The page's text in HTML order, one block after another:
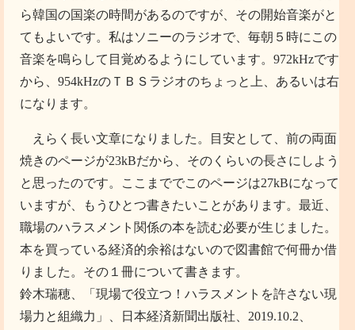
ら韓国の国楽の時間があるのですが、その開始音楽がと
てもよいです。私はソニーのラジオで、毎朝５時にこの
音楽を鳴らして目覚めるようにしています。972kHzです
から、954kHzのＴＢＳラジオのちょっと上、あるいは右
になります。
えらく長い文章になりました。目安として、前の両面
焼きのページが23kBだから、そのくらいの長さにしよう
と思ったのです。ここまででこのページは27kBになって
いますが、もうひとつ書きたいことがあります。最近、
職場のハラスメント関係の本を読む必要が生じました。
本を買っている経済的余裕はないので図書館で何冊か借
りました。その１冊について書きます。
鈴木瑞穂、「現場で役立つ！ハラスメントを許さない現
場力と組織力」、日本経済新聞出版社、2019.10.2、